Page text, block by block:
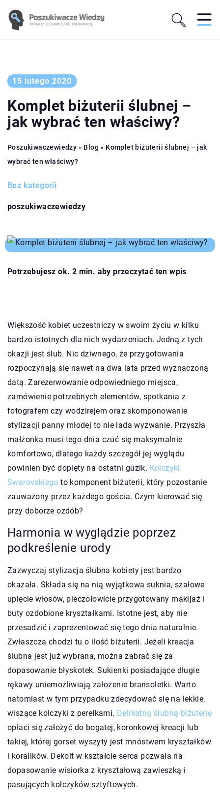
15 lutego 2020
Komplet biżuterii ślubnej –
jak wybrać ten właściwy?
Poszukiwaczewiedzy » Blog » Komplet biżuterii ślubnej – jak
wybrać ten właściwy?
Bez kategorii
poszukiwaczewiedzy
Potrzebujesz ok. 2 min. aby przeczytać ten wpis
Większość kobiet uczestniczy w swoim życiu w kilku
bardzo istotnych dla nich wydarzeniach. Jedną z tych
okazji jest ślub. Nic dziwnego, że przygotowania
rozpoczynają się nawet na dwa lata przed wyznaczoną
datą. Zarezerwowanie odpowiedniego miejsca,
zamówienie potrzebnych elementów, spotkania z
fotografem czy wodzirejem oraz skomponowanie
stylizacji panny młodej to nie lada wyzwanie. Przyszła
małżonka musi tego dnia czuć się maksymalnie
komfortowo, dlatego każdy szczegół jej wyglądu
powinien być dopięty na ostatni guzik. Kolczyki
Swarovskiego to komponent biżuterii, który pozostanie
zauważony przez każdego gościa. Czym kierować się
przy doborze ozdób?
Harmonia w wyglądzie poprzez
podkreślenie urody
Zazwyczaj stylizacja ślubna kobiety jest bardzo
okazała. Składa się na nią wyjątkowa suknia, szałowe
upięcie włosów, pieczołowicie przygotowany makijaż i
buty ozdobione kryształkami. Istotne jest, aby nie
przesadzić i zaprezentować się tego dnia naturalnie.
Zwłaszcza chodzi tu o ilość biżuterii. Jeżeli kreacja
ślubna jest już wybrana, można zabrać się za
dopasowanie błyskotek. Sukienki posiadające długie
rękawy uniemożliwiają założenie bransoletki. Warto
natomiast w tym przypadku zdecydować się na lekkie,
wiszące kolczyki z perełkami. Delikatną ślubną biżuterię
opłaci się założyć do bogatej, koronkowej kreacji lub
takiej, której gorset wyszyty jest mnóstwem kryształków
i koralików. Dekolt w kształcie serca pozwala na
dopasowanie wisiorka z kryształową zawieszką i
pasujących kolczyków sztyftowych.